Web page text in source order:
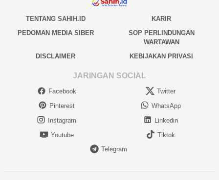
TENTANG SAHIH.ID
KARIR
PEDOMAN MEDIA SIBER
SOP PERLINDUNGAN
WARTAWAN
DISCLAIMER
KEBIJAKAN PRIVASI
JARINGAN SOCIAL
Facebook
Twitter
Pinterest
WhatsApp
Instagram
Linkedin
Youtube
Tiktok
Telegram